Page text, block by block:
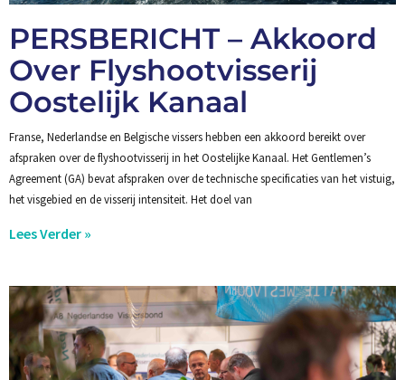
PERSBERICHT – Akkoord
Over Flyshootvisserij
Oostelijk Kanaal
Franse, Nederlandse en Belgische vissers hebben een akkoord bereikt over
afspraken over de flyshootvisserij in het Oostelijke Kanaal. Het Gentlemen’s
Agreement (GA) bevat afspraken over de technische specificaties van het vistuig,
het visgebied en de visserij intensiteit. Het doel van
Lees Verder »